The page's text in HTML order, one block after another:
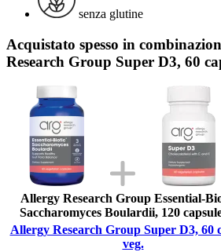
senza glutine
Acquistato spesso in
Research Group Super D3, 60
Allergy Research Group Essential-
Saccharomyces Boulardii, 120
Allergy Research Group Super D3, 60
veg.